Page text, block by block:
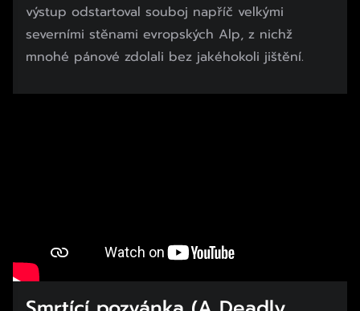
výstup odstartoval souboj napříč velkými
severními stěnami evropských Alp, z nichž
mnohé pánové zdolali bez jakéhokoli jištění.